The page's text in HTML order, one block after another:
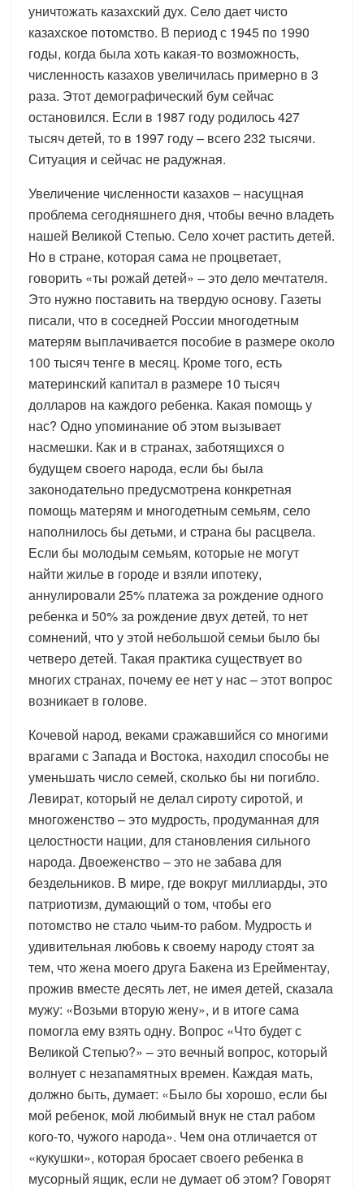
уничтожать казахский дух. Село дает чисто
казахское потомство. В период с 1945 по 1990
годы, когда была хоть какая-то возможность,
численность казахов увеличилась примерно в 3
раза. Этот демографический бум сейчас
остановился. Если в 1987 году родилось 427
тысяч детей, то в 1997 году – всего 232 тысячи.
Ситуация и сейчас не радужная.
Увеличение численности казахов – насущная
проблема сегодняшнего дня, чтобы вечно владеть
нашей Великой Степью. Село хочет растить детей.
Но в стране, которая сама не процветает,
говорить «ты рожай детей» – это дело мечтателя.
Это нужно поставить на твердую основу. Газеты
писали, что в соседней России многодетным
матерям выплачивается пособие в размере около
100 тысяч тенге в месяц. Кроме того, есть
материнский капитал в размере 10 тысяч
долларов на каждого ребенка. Какая помощь у
нас? Одно упоминание об этом вызывает
насмешки. Как и в странах, заботящихся о
будущем своего народа, если бы была
законодательно предусмотрена конкретная
помощь матерям и многодетным семьям, село
наполнилось бы детьми, и страна бы расцвела.
Если бы молодым семьям, которые не могут
найти жилье в городе и взяли ипотеку,
аннулировали 25% платежа за рождение одного
ребенка и 50% за рождение двух детей, то нет
сомнений, что у этой небольшой семьи было бы
четверо детей. Такая практика существует во
многих странах, почему ее нет у нас – этот вопрос
возникает в голове.
Кочевой народ, веками сражавшийся со многими
врагами с Запада и Востока, находил способы не
уменьшать число семей, сколько бы ни погибло.
Левират, который не делал сироту сиротой, и
многоженство – это мудрость, продуманная для
целостности нации, для становления сильного
народа. Двоеженство – это не забава для
бездельников. В мире, где вокруг миллиарды, это
патриотизм, думающий о том, чтобы его
потомство не стало чьим-то рабом. Мудрость и
удивительная любовь к своему народу стоят за
тем, что жена моего друга Бакена из Ерейментау,
прожив вместе десять лет, не имея детей, сказала
мужу: «Возьми вторую жену», и в итоге сама
помогла ему взять одну. Вопрос «Что будет с
Великой Степью?» – это вечный вопрос, который
волнует с незапамятных времен. Каждая мать,
должно быть, думает: «Было бы хорошо, если бы
мой ребенок, мой любимый внук не стал рабом
кого-то, чужого народа». Чем она отличается от
«кукушки», которая бросает своего ребенка в
мусорный ящик, если не думает об этом? Говорят